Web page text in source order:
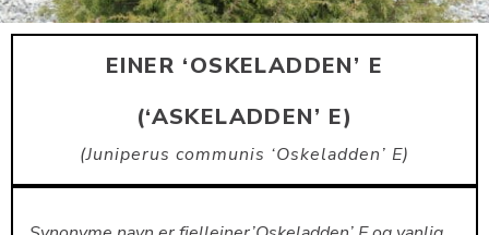
KONTAKT
EINER ‘OSKELADDEN’ E
(‘ASKELADDEN’ E)
Juniperus communis ‘Oskeladden’ E